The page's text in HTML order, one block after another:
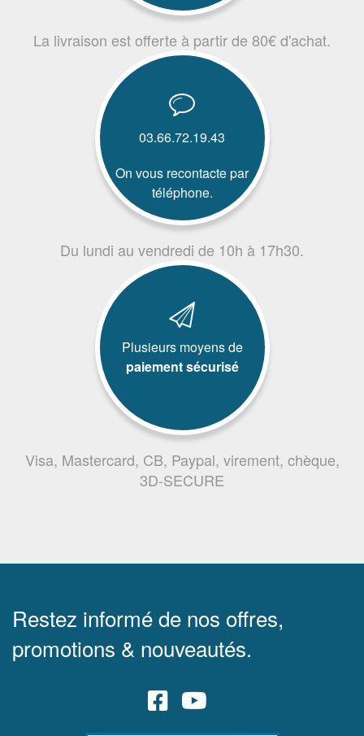
La livraison est offerte à partir de 80€ d'achat.
03.66.72.19.43
On vous recontacte par
téléphone.
Du lundi au vendredi de 10h à 17h30.
Plusieurs moyens de
paiement sécurisé
Visa, Mastercard, CB, Paypal, virement, chèque,
3D-SECURE
Restez informé de nos offres,
promotions & nouveautés.